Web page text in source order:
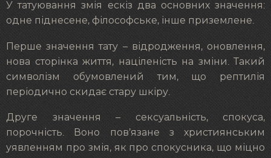
У татуювання змія ескіз два основних значення:
одне піднесене, філософське, інше приземлене.
Перше значення тату – відродження, оновлення,
нова сторінка життя, націленість на зміни. Такий
символізм обумовлений тим, що рептилія
періодично скидає стару шкіру.
Друге значення – сексуальність, спокуса,
порочність. Воно пов’язане з християнським
уявленням про змія, як про спокусника, що міцно